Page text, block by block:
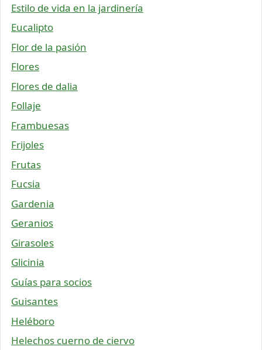
Estilo de vida en la jardinería
Eucalipto
Flor de la pasión
Flores
Flores de dalia
Follaje
Frambuesas
Frijoles
Frutas
Fucsia
Gardenia
Geranios
Girasoles
Glicinia
Guías para socios
Guisantes
Heléboro
Helechos cuerno de ciervo